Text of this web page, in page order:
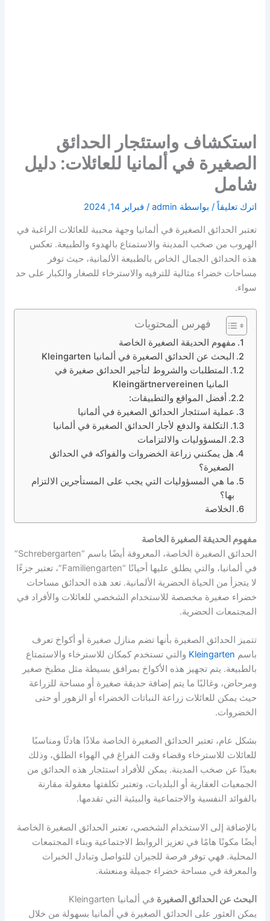
استكشاف واستئجار الحدائق
الصغيرة في ألمانيا للعائلات: دليل
شامل
اترك تعليقاً / بواسطة admin
/ فبراير 14, 2024
تعتبر الحدائق الصغيرة في ألمانيا وجهة محببة للعائلات الراغبة في
الهروب من صخب المدينة والاستمتاع بالهدوء والطبيعة. تعكس
هذه الحدائق الجمال الخاص بالطبيعة الألمانية، حيث توفر
مساحات خضراء مثالية للترفيه والاسترخاء للصغار والكبار على حد
سواء.
فهرس المحتويات
مفهوم الحديقة الصغيرة الخاصة
البحث عن الحدائق الصغيرة في ألمانيا Kleingarten
المتطلبات والشروط لتأجير الحدائق صغيرة في
المانيا Kleingärtnervereinen
أفضل المواقع والتطبيقات:
عملية استئجار الحدائق الصغيرة في ألمانيا
التكلفة والدفع لأجار الحدائق الصغيرة في ألمانيا
المسؤوليات والالتزامات
هل يمكنني زراعة الخضروات والفواكه في الحدائق
الصغيرة؟
ما هي المسؤوليات التي يجب على المستأجرين الالتزام
بها؟
الخلاصة
مفهوم الحديقة الصغيرة الخاصة
الحدائق الصغيرة الخاصة، المعروفة أيضًا باسم “Schrebergarten”
في ألمانيا، والتي يطلق عليها أحيانًا “Familiengarten”، تعتبر جزءًا
لا يتجزأ من الحياة الحضرية الألمانية. تعد هذه الحدائق مساحات
خضراء صغيرة مخصصة للاستخدام الشخصي للعائلات والأفراد في
المجتمعات الحضرية.
تتميز الحدائق الصغيرة بأنها تضم منازل صغيرة أو أكواخ تعرف
باسم Kleingarten والتي تستخدم كمكان للاسترخاء والاستمتاع
بالطبيعة. يتم تجهيز هذه الأكواخ بمرافق بسيطة مثل مطبخ صغير
ومرحاض، وغالبًا ما يتم إضافة حديقة صغيرة أو مساحة للزراعة
حيث يمكن للعائلات زراعة النباتات الخضراء أو الزهور أو حتى
الخضروات.
بشكل عام، تعتبر الحدائق الصغيرة الخاصة ملاذًا هادئًا ومناسبًا
للعائلات للاسترخاء وقضاء وقت الفراغ في الهواء الطلق، وذلك
بعيدًا عن صخب المدينة. يمكن للأفراد استئجار هذه الحدائق من
الجمعيات العقارية أو البلديات، وتعتبر تكلفتها معقولة مقارنة
بالفوائد النفسية والاجتماعية والبيئية التي تقدمها.
بالإضافة إلى الاستخدام الشخصي، تعتبر الحدائق الصغيرة الخاصة
أيضًا مكونًا هامًا في تعزيز الروابط الاجتماعية وبناء المجتمعات
المحلية. فهي توفر فرصة للجيران للتواصل وتبادل الخبرات
والمعرفة في مساحة خضراء جميلة ومنعشة.
البحث عن الحدائق الصغيرة في ألمانيا Kleingarten
يمكن العثور على الحدائق الصغيرة في ألمانيا بسهولة من خلال